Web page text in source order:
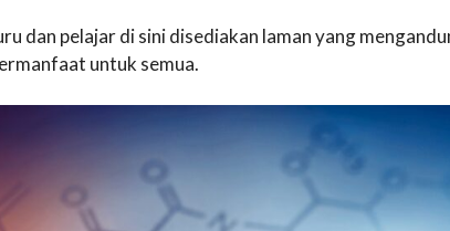
dan pelajar di sini disediakan laman yang
untuk semua.